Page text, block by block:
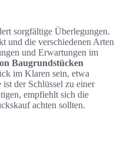
sorgfältige Überlegungen.
und die verschiedenen Arten
und Erwartungen im
Baugrundstücken
im Klaren sein, etwa
der Schlüssel zu einer
empfiehlt sich die
achten sollten.